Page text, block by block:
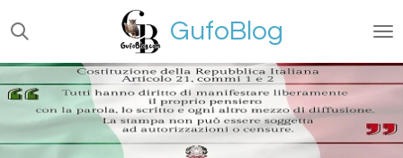
Vai
al
contenuto
principale
GufoBlog